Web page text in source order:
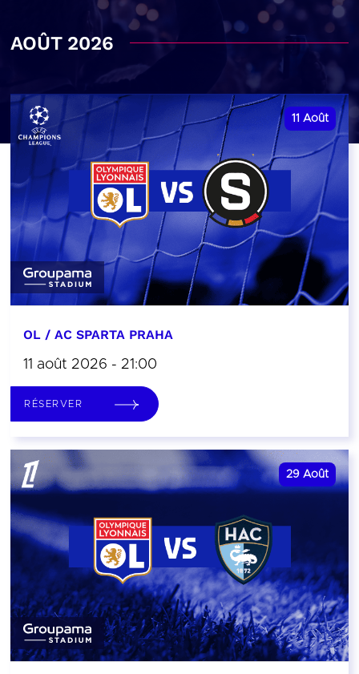
AOÛT 2026
11 Août
OL / AC SPARTA PRAHA
11 août 2026 - 21:00
RÉSERVER
29 Août